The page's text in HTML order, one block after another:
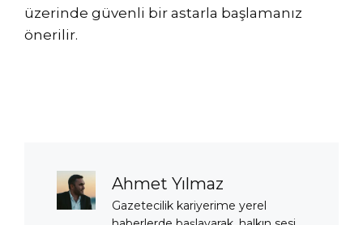
üzerinde güvenli bir astarla başlamanız
önerilir.
Ahmet Yılmaz
Gazetecilik kariyerime yerel